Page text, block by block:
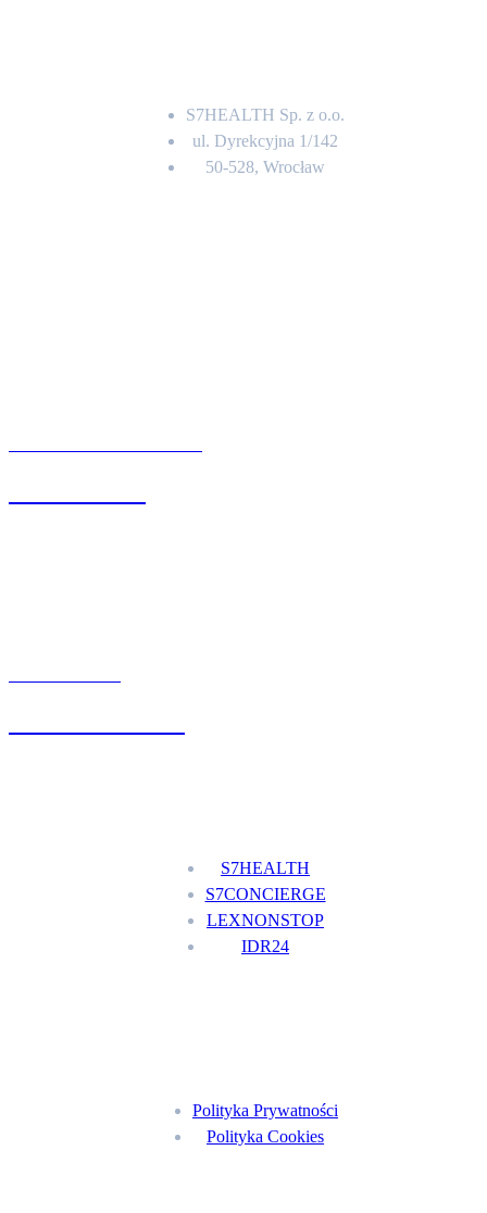
S7HEALTH Sp. z o.o.
ul. Dyrekcyjna 1/142
50-528, Wrocław
S7HEALTH
S7CONCIERGE
LEXNONSTOP
IDR24
Polityka Prywatności
Polityka Cookies